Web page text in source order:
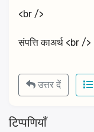
<br />
संपत्ति काअर्थ <br />
उत्तर दें
टिप्पणियाँ